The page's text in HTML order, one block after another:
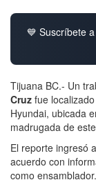
💙 Suscríbete
Tijuana BC.- Un
Cruz fue
Hyundai, ubicada
madrugada de
El reporte ingresó
acuerdo con
como ensamblador.